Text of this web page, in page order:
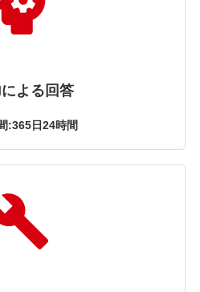
よる回答
:365日24時間